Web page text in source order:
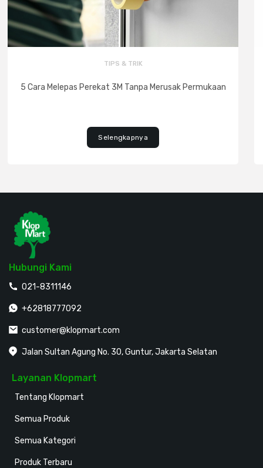
TIPS & TRIK
5 Cara Melepas Perekat 3M Tanpa Merusak Permukaan
Selengkapnya
Hubungi Kami
021-8311146
+62818777092
customer@klopmart.com
Jalan Sultan Agung No. 30, Guntur, Jakarta Selatan
Layanan Klopmart
Tentang Klopmart
Semua Produk
Semua Kategori
Produk Terbaru